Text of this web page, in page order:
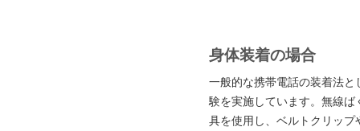
身体装着の場合
一般的な携帯電話の装着法
験を実施しています。無線
具を使用し、ベルトクリッ